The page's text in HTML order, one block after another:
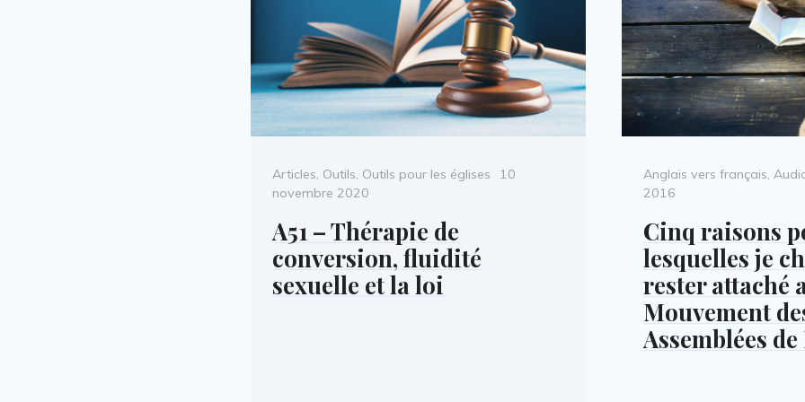
Categories
Articles, Outils, Outils pour les églises
Posted
10
novembre 2020
A51 – Thérapie de
conversion, fluidité
sexuelle et la loi
Categories
Anglais vers français,
2016
Cinq raisons
lesquelles je
rester attaché
Mouvement
Assemblées